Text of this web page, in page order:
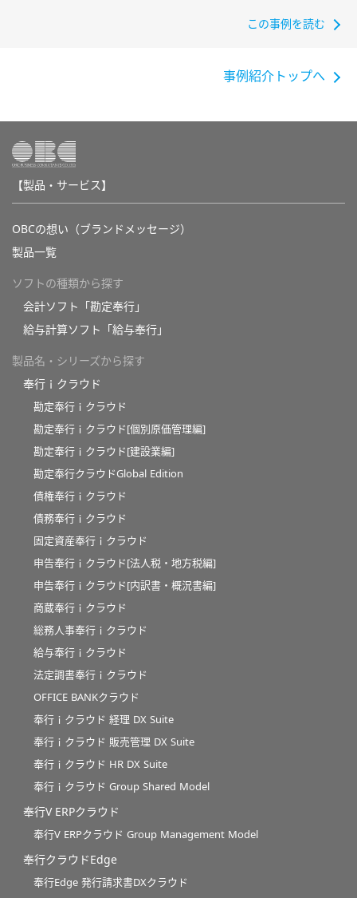
この事例を読む
事例紹介トップへ
【製品・サービス】
OBCの想い（ブランドメッセージ）
製品一覧
ソフトの種類から探す
会計ソフト「勘定奉行」
給与計算ソフト「給与奉行」
製品名・シリーズから探す
奉行ｉクラウド
勘定奉行ｉクラウド
勘定奉行ｉクラウド[個別原価管理編]
勘定奉行ｉクラウド[建設業編]
勘定奉行クラウドGlobal Edition
債権奉行ｉクラウド
債務奉行ｉクラウド
固定資産奉行ｉクラウド
申告奉行ｉクラウド[法人税・地方税編]
申告奉行ｉクラウド[内訳書・概況書編]
商蔵奉行ｉクラウド
総務人事奉行ｉクラウド
給与奉行ｉクラウド
法定調書奉行ｉクラウド
OFFICE BANKクラウド
奉行ｉクラウド 経理 DX Suite
奉行ｉクラウド 販売管理 DX Suite
奉行ｉクラウド HR DX Suite
奉行ｉクラウド Group Shared Model
奉行V ERPクラウド
奉行V ERPクラウド Group Management Model
奉行クラウドEdge
奉行Edge 発行請求書DXクラウド